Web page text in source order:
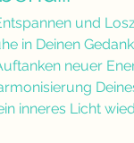
und
in Deinen
neuer
inneres Licht